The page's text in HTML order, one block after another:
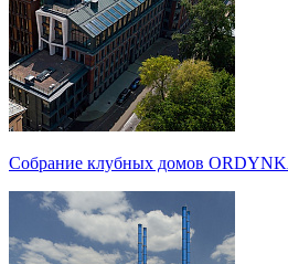
Собрание клубных домов